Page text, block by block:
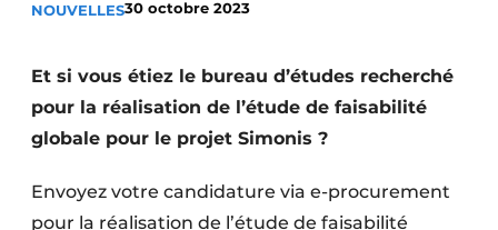
Contrôle d’accès
NOUVELLES30 octobre 2023
Et si vous étiez le bureau d’études recherché
pour la réalisation de l’étude de faisabilité
globale pour le projet Simonis ?
Envoyez votre candidature via e-procurement
pour la réalisation de l’étude de faisabilité